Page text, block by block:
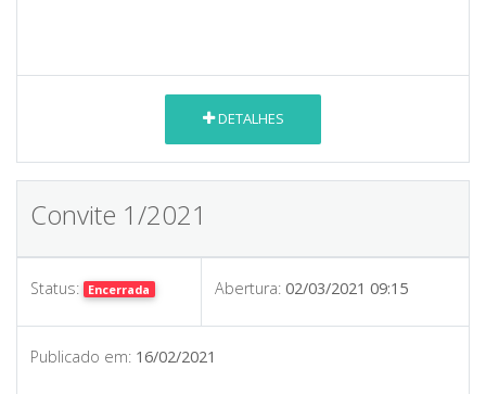
DETALHES
Convite 1/2021
Status: Encerrada Abertura: 02/03/2021 09:15
Publicado em: 16/02/2021